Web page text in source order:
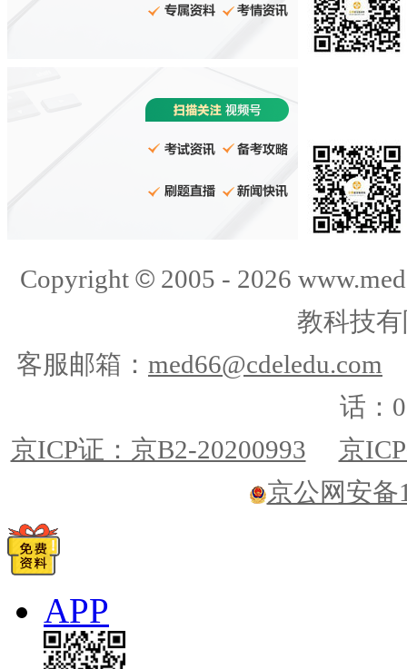
Copyright ©2005 - 2026
教科技
客服邮箱： med66@cdeledu.com
话：
京ICP证：京B2-20200993
京
京公网安备
APP